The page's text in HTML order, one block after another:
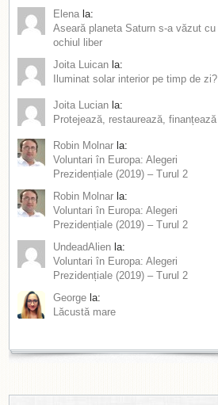
Elena la:
Aseară planeta Saturn s-a văzut cu
ochiul liber
Joita Luican la:
Iluminat solar interior pe timp de zi?
Joita Lucian la:
Protejează, restaurează, finanțează
Robin Molnar la:
Voluntari în Europa: Alegeri
Prezidențiale (2019) – Turul 2
Robin Molnar la:
Voluntari în Europa: Alegeri
Prezidențiale (2019) – Turul 2
UndeadAlien la:
Voluntari în Europa: Alegeri
Prezidențiale (2019) – Turul 2
George la:
Lăcustă mare